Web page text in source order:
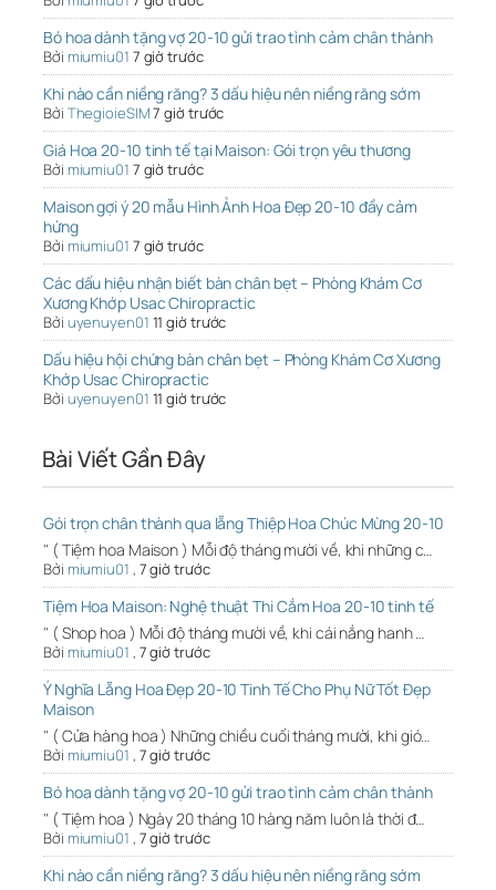
Bó hoa dành tặng vợ 20-10 gửi trao tình cảm chân thành
Bởi miumiu01 7 giờ trước
Khi nào cần niềng răng? 3 dấu hiệu nên niềng răng sớm
Bởi ThegioieSIM7 giờ trước
Giá Hoa 20-10 tinh tế tại Maison: Gói trọn yêu thương
Bởi miumiu01 7 giờ trước
Maison gợi ý 20 mẫu Hình Ảnh Hoa Đẹp 20-10 đầy cảm
hứng
Bởi miumiu01 7 giờ trước
Các dấu hiệu nhận biết bàn chân bẹt – Phòng Khám Cơ
Xương Khớp Usac Chiropractic
Bởi uyenuyen01 11 giờ trước
Dấu hiệu hội chứng bàn chân bẹt – Phòng Khám Cơ Xương
Khớp Usac Chiropractic
Bởi uyenuyen01 11 giờ trước
Bài Viết Gần Đây
Gói trọn chân thành qua lẵng Thiệp Hoa Chúc Mừng 20-10
" ( Tiệm hoa Maison ) Mỗi độ tháng mười về, khi những c…
Bởi miumiu01 , 7 giờ trước
Tiệm Hoa Maison: Nghệ thuật Thi Cắm Hoa 20-10 tinh tế
" ( Shop hoa ) Mỗi độ tháng mười về, khi cái nắng hanh …
Bởi miumiu01 , 7 giờ trước
Ý Nghĩa Lẵng Hoa Đẹp 20-10 Tinh Tế Cho Phụ Nữ Tốt Đẹp
Maison
" ( Cửa hàng hoa ) Những chiều cuối tháng mười, khi gió…
Bởi miumiu01 , 7 giờ trước
Bó hoa dành tặng vợ 20-10 gửi trao tình cảm chân thành
" ( Tiệm hoa ) Ngày 20 tháng 10 hàng năm luôn là thời đ…
Bởi miumiu01 , 7 giờ trước
Khi nào cần niềng răng? 3 dấu hiệu nên niềng răng sớm